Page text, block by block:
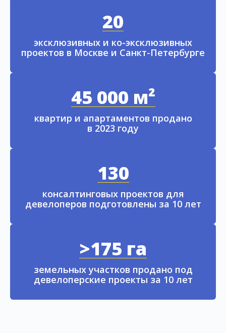
20
эксклюзивных и ко-эксклюзивных
проектов в Москве и Санкт-Петербурге
45 000 м²
квартир и апартаментов продано
в 2023 году
130
консалтинговых проектов для
девелоперов подготовлены за 10 лет
>175 га
земельных участков продано под
девелоперские проекты за 10 лет